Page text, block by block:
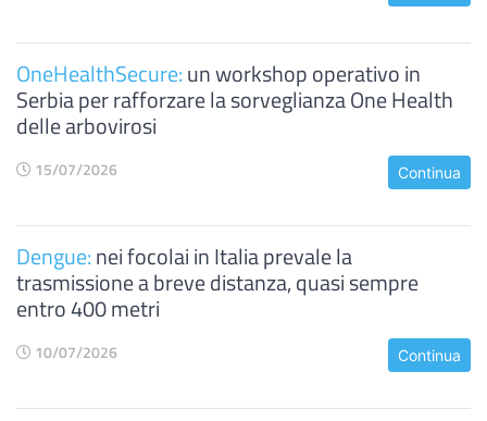
OneHealthSecure:un workshop operativo in
Serbia per rafforzare la sorveglianza One Health
delle arbovirosi
15/07/2026 Continua
Dengue:nei focolai in Italia prevale la
trasmissione a breve distanza, quasi sempre
entro 400 metri
10/07/2026 Continua